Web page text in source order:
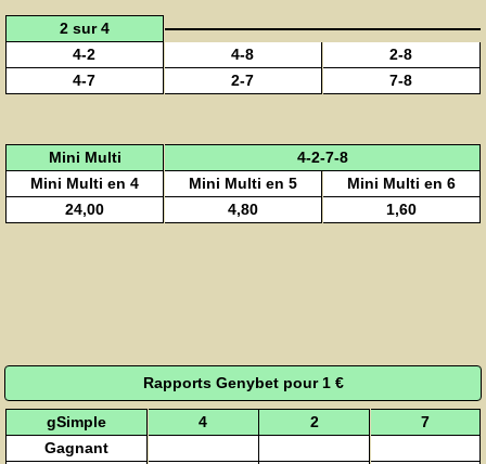
2 sur 4
4-2
4-8
2-8
4-7
2-7 7-8
Mini Multi
4-2-7-8
Mini Multi en 4
Mini Multi en 5
Mini Multi en 6
24,00
4,80 1,60
Rapports Genybet pour 1 €
gSimple 4 2
7
Gagnant